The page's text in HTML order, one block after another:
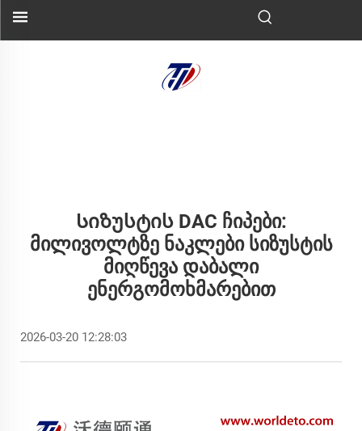
Სიზუსტის DAC Ჩიპები:
Მილივოლტზე Ნაკლები Სიზუსტის
Მიღწევა Დაბალი
Ენერგომოხმარებით
2026-03-20 12:28:03